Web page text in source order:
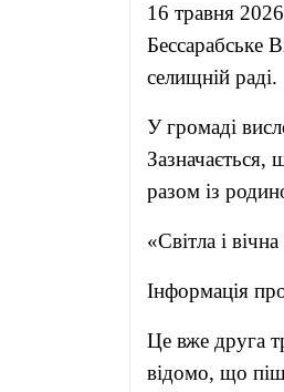
16 травня
Бессарабське
селищній раді.
У громаді
Зазначається,
разом із
«Світла і
Інформація
Це вже друга
відомо, що